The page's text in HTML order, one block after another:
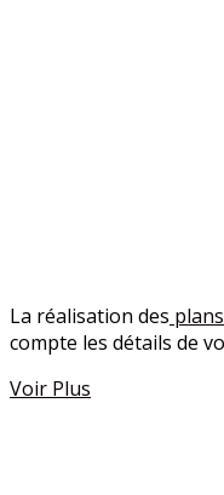
La réalisation des
compte les détails de
Voir Plus